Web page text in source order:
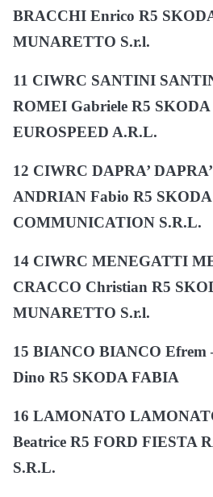
BRACCHI Enrico R5
MUNARETTO S.r.l.
11 CIWRC SANTINI
ROMEI Gabriele R5
EUROSPEED A.R.L.
12 CIWRC DAPRA’
ANDRIAN Fabio R5
COMMUNICATION S.R.L.
14 CIWRC MENEGATTI
CRACCO Christian R5
MUNARETTO S.r.l.
15 BIANCO BIANCO
Dino R5 SKODA FABIA
16 LAMONATO
Beatrice R5 FORD FIESTA
S.R.L.